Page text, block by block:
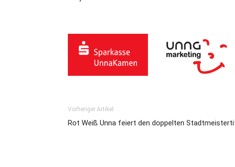
Vorheriger Artikel
Rot Weiß Unna feiert den doppelten